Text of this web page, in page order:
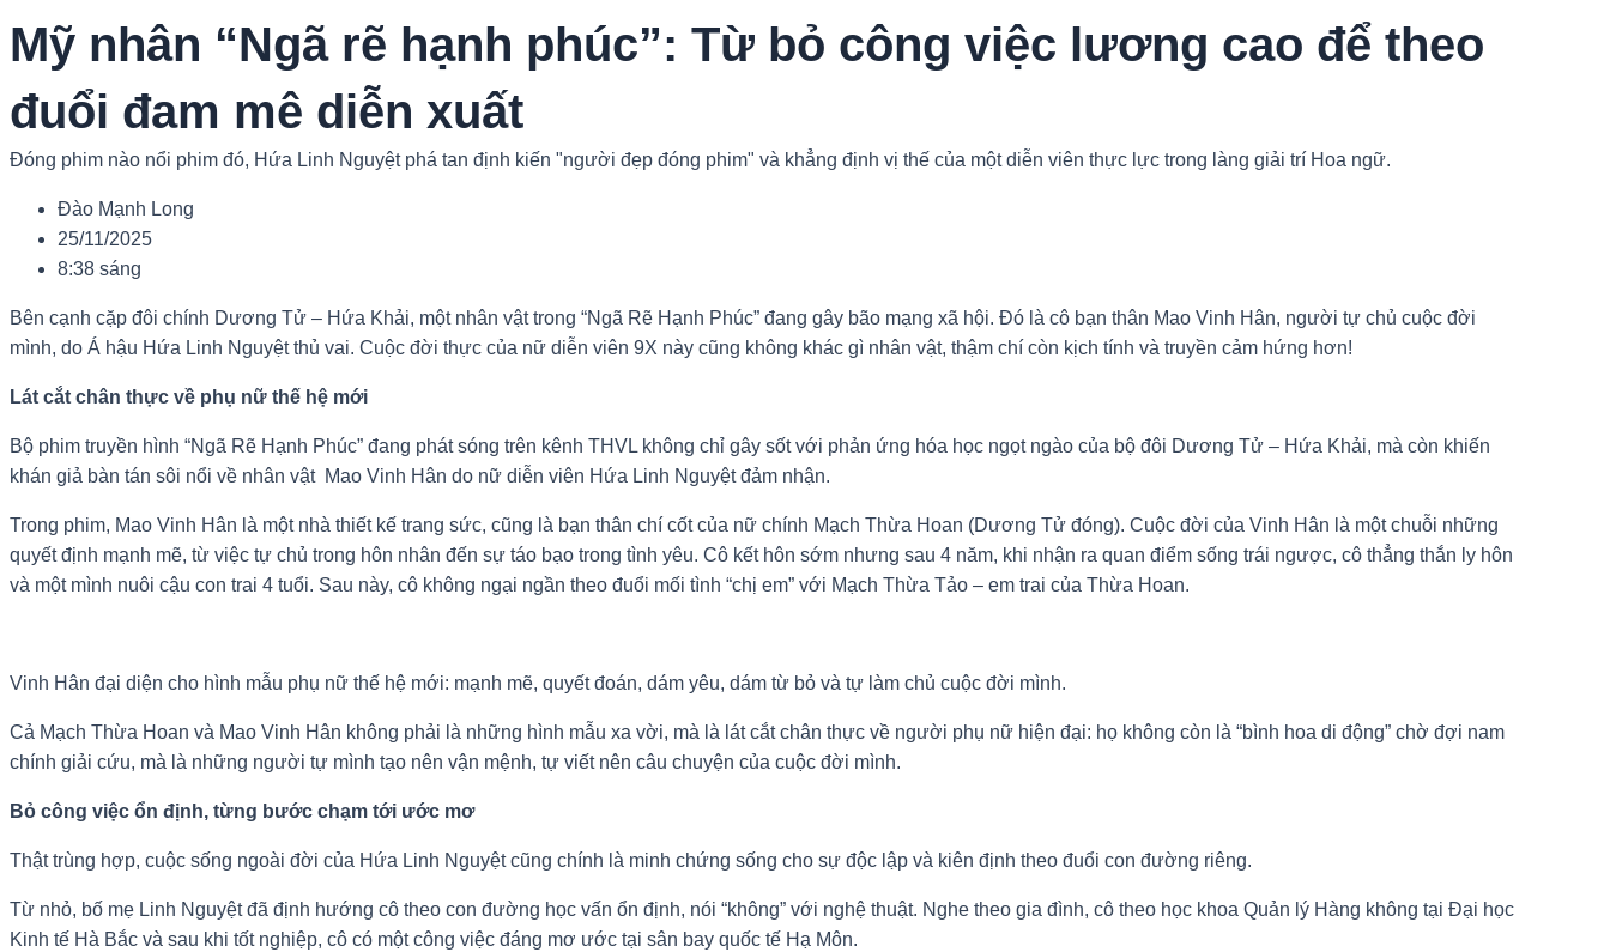
Mỹ nhân “Ngã rẽ hạnh phúc”: Từ bỏ công việc lương cao để theo
đuổi đam mê diễn xuất
Đóng phim nào nổi phim đó, Hứa Linh Nguyệt phá tan định kiến "người đẹp đóng phim" và khẳng định vị thế của một diễn viên thực lực trong làng giải trí Hoa ngữ.
Đào Mạnh Long
25/11/2025
8:38 sáng
Bên cạnh cặp đôi chính Dương Tử – Hứa Khải, một nhân vật trong “Ngã Rẽ Hạnh Phúc” đang gây bão mạng xã hội. Đó là cô bạn thân Mao Vinh Hân, người tự chủ cuộc đời
mình, do Á hậu Hứa Linh Nguyệt thủ vai. Cuộc đời thực của nữ diễn viên 9X này cũng không khác gì nhân vật, thậm chí còn kịch tính và truyền cảm hứng hơn!
Lát cắt chân thực về phụ nữ thế hệ mới
Bộ phim truyền hình “Ngã Rẽ Hạnh Phúc” đang phát sóng trên kênh THVL không chỉ gây sốt với phản ứng hóa học ngọt ngào của bộ đôi Dương Tử – Hứa Khải, mà còn khiến
khán giả bàn tán sôi nổi về nhân vật Mao Vinh Hân do nữ diễn viên Hứa Linh Nguyệt đảm nhận.
Trong phim, Mao Vinh Hân là một nhà thiết kế trang sức, cũng là bạn thân chí cốt của nữ chính Mạch Thừa Hoan (Dương Tử đóng). Cuộc đời của Vinh Hân là một chuỗi những
quyết định mạnh mẽ, từ việc tự chủ trong hôn nhân đến sự táo bạo trong tình yêu. Cô kết hôn sớm nhưng sau 4 năm, khi nhận ra quan điểm sống trái ngược, cô thẳng thắn ly hôn
và một mình nuôi cậu con trai 4 tuổi. Sau này, cô không ngại ngần theo đuổi mối tình “chị em” với Mạch Thừa Tảo – em trai của Thừa Hoan.
Vinh Hân đại diện cho hình mẫu phụ nữ thế hệ mới: mạnh mẽ, quyết đoán, dám yêu, dám từ bỏ và tự làm chủ cuộc đời mình.
Cả Mạch Thừa Hoan và Mao Vinh Hân không phải là những hình mẫu xa vời, mà là lát cắt chân thực về người phụ nữ hiện đại: họ không còn là “bình hoa di động” chờ đợi nam
chính giải cứu, mà là những người tự mình tạo nên vận mệnh, tự viết nên câu chuyện của cuộc đời mình.
Bỏ công việc ổn định, từng bước chạm tới ước mơ
Thật trùng hợp, cuộc sống ngoài đời của Hứa Linh Nguyệt cũng chính là minh chứng sống cho sự độc lập và kiên định theo đuổi con đường riêng.
Từ nhỏ, bố mẹ Linh Nguyệt đã định hướng cô theo con đường học vấn ổn định, nói “không” với nghệ thuật. Nghe theo gia đình, cô theo học khoa Quản lý Hàng không tại Đại học
Kinh tế Hà Bắc và sau khi tốt nghiệp, cô có một công việc đáng mơ ước tại sân bay quốc tế Hạ Môn.